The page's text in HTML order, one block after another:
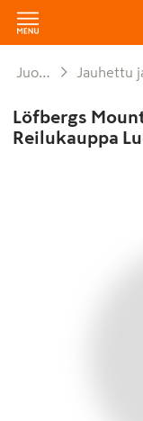
Juomat Jauhettu ja
Löfbergs
Reilukauppa